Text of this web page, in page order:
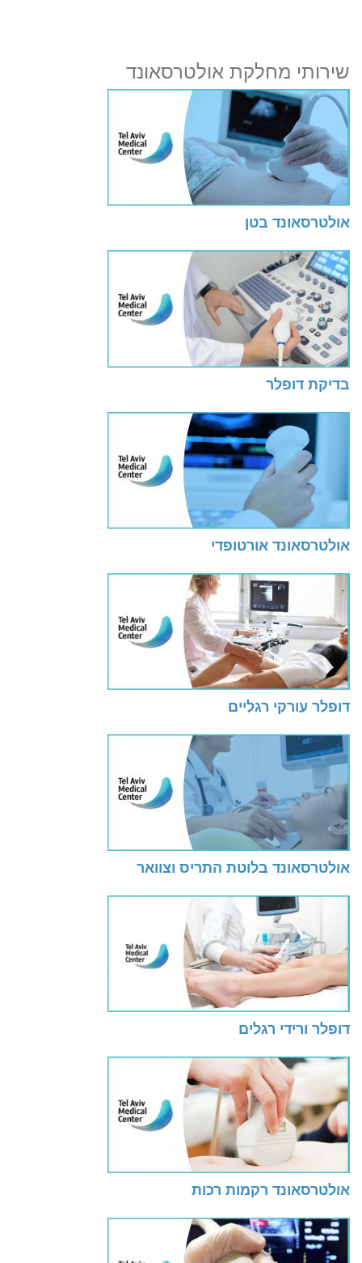
שירותי מחלקת אולטרסאונד
אולטרסאונד בטן
בדיקת דופלר
אולטרסאונד אורטופדי
דופלר עורקי רגליים
אולטרסאונד בלוטת התריס וצוואר
דופלר ורידי רגלים
אולטרסאונד רקמות רכות